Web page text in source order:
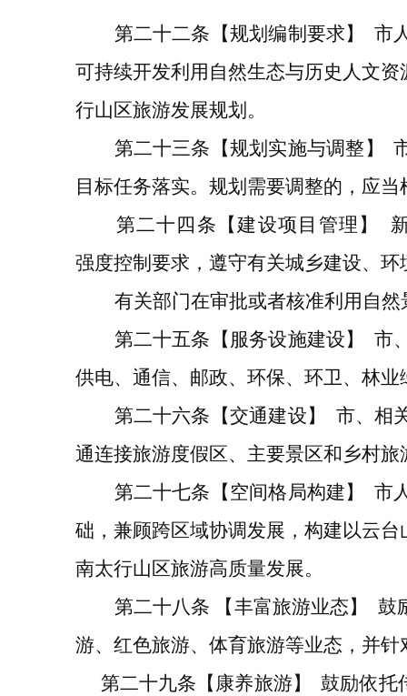
第二十二条 【规划编制要求】
市
可持续开发利用自然生态与历史人文
行山区旅游发展规划。
第二十三条 【规划实施与调整】
目标任务落实。规划需要调整的，应
第二十四条 【建设项目管理】
强度控制要求，遵守有关城乡建设、
有关部门在审批或者核准利用自
第二十五条 【服务设施建设】
市
供电、通信、邮政、环保、环卫、林
第二十六条 【交通建设】 市、相
通连接旅游度假区、主要景区和乡村
第二十七条 【空间格局构建】
市
础，兼顾跨区域协调发展，构建以云台
南太行山区旅游高质量发展。
第二十八条
【丰富旅游业态】
鼓
游、红色旅游、体育旅游等业态 ，并针
第二十九条 【康养旅游】 鼓励依托